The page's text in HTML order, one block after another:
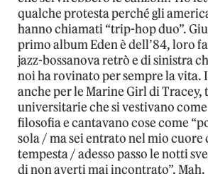
qualche protesta perché gli
hanno chiamati “trip-hop duo”.
primo album Eden è dell’84, loro
jazz-bossanova retrò e di sinistra
noi ha rovinato per sempre la vita.
anche per le Marine Girl di Tracey,
universitarie che si vestivano
filosofia e cantavano cose come
sola / ma sei entrato nel mio cuore
tempesta / adesso passo le notti
di non averti mai incontrato”. Mah.